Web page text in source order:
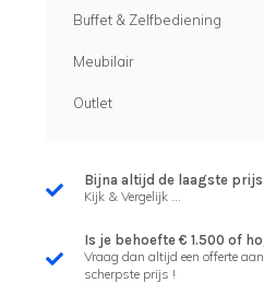
Buffet & Zelfbediening
Meubilair
Outlet
Bijna altijd de laagste prijs
Kijk & Vergelijk ...
Is je behoefte € 1.500 of
Vraag dan altijd een offerte
scherpste prijs !